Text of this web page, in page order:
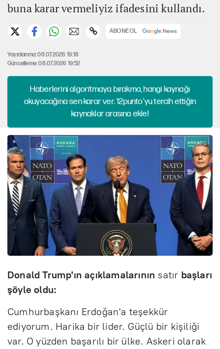
buna karar vermeliyiz ifadesini kullandı.
ABONE OL
Yayınlanma: 08.07.2026 19:18
Güncelleme: 08.07.2026 19:52
Haberlerini algoritmaya bırakma, hangi kaynağı
okuyacağına sen karar ver. 12punto'yu tercih ettiğin
kaynaklar arasına ekle!
Donald Trump'ın açıklamalarının satır başları
şöyle oldu:
Cumhurbaşkanı Erdoğan'a teşekkür
ediyorum. Harika bir lider. Güçlü bir kişiliği
var. O yüzden başarılı bir ülke. Askeri olarak